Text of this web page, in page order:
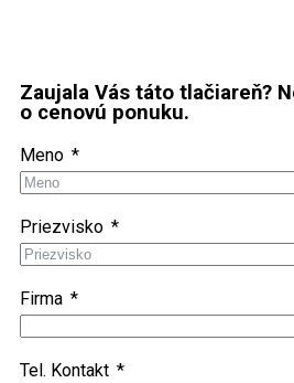
Zaujala Vás táto tlačiareň?
o cenovú ponuku.
Meno
Priezvisko
Firma
Tel. Kontakt